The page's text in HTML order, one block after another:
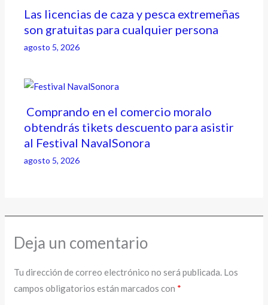
Las licencias de caza y pesca extremeñas
son gratuitas para cualquier persona
agosto 5, 2026
Comprando en el comercio moralo
obtendrás tikets descuento para asistir
al Festival NavalSonora
agosto 5, 2026
Deja un comentario
Tu dirección de correo electrónico no será publicada. Los
campos obligatorios están marcados con *